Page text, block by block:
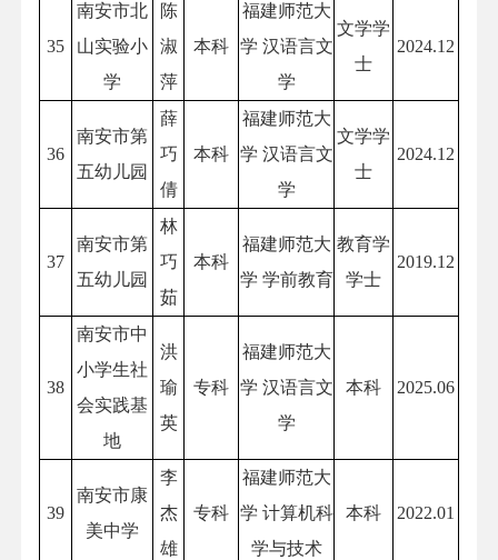
35
南安市北
山实验小
学
陈
淑
萍
本科
福建师范大
学 汉语言文
学
文学学
士
2024.12
36
南安市第
五幼儿园
薛
巧
倩
本科
福建师范大
学 汉语言文
学
文学学
士
2024.12
37
南安市第
五幼儿园
林
巧
茹
本科
福建师范大
学 学前教育
教育学
学士
2019.12
38
南安市中
小学生社
会实践基
地
洪
瑜
英
专科
福建师范大
学 汉语言文
学
本科 2025.06
39
南安市康
美中学
李
杰
雄
专科
福建师范大
学 计算机科
学与技术
本科 2022.01